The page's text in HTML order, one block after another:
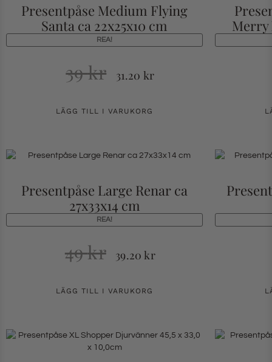
Presentpåse Medium Flying
Santa ca 22x25x10 cm
REA!
39kr 31.20 kr
LÄGG TILL I VARUKORG
Merry
Presentpåse Large Renar ca
27x33x14 cm
REA!
49kr 39.20kr
LÄGG TILL I VARUKORG